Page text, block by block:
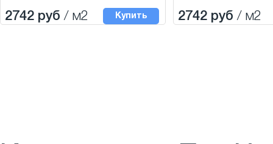
2742 руб / м2 Купить 2742 руб / м2